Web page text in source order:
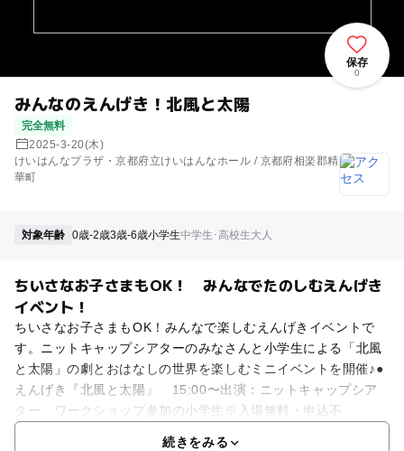
みんなのえんげき！北風と太陽
完全無料
2025-3-20(木)
けいはんなプラザ・京都府立けいはんなホール / 京都府相楽郡精
華町
保存
0
対象年齢 0歳-2歳3歳-6歳小学生中学生･高校生大人
ちいさなお子さまもOK！ みんなでたのしむえんげき
イベント！
ちいさなお子さまもOK！みんなで楽しむえんげきイベントで
す。ニットキャップシアターのみなさんと小学生による「北風
と太陽」の劇とおはなしの世界を楽しむミニイベントを開催♪●
えんげき『北風と太陽』 15:00〜出演：ニットキャップシア
ター ワークショップ参加の小学生※入場無料・申込不
続きをみる